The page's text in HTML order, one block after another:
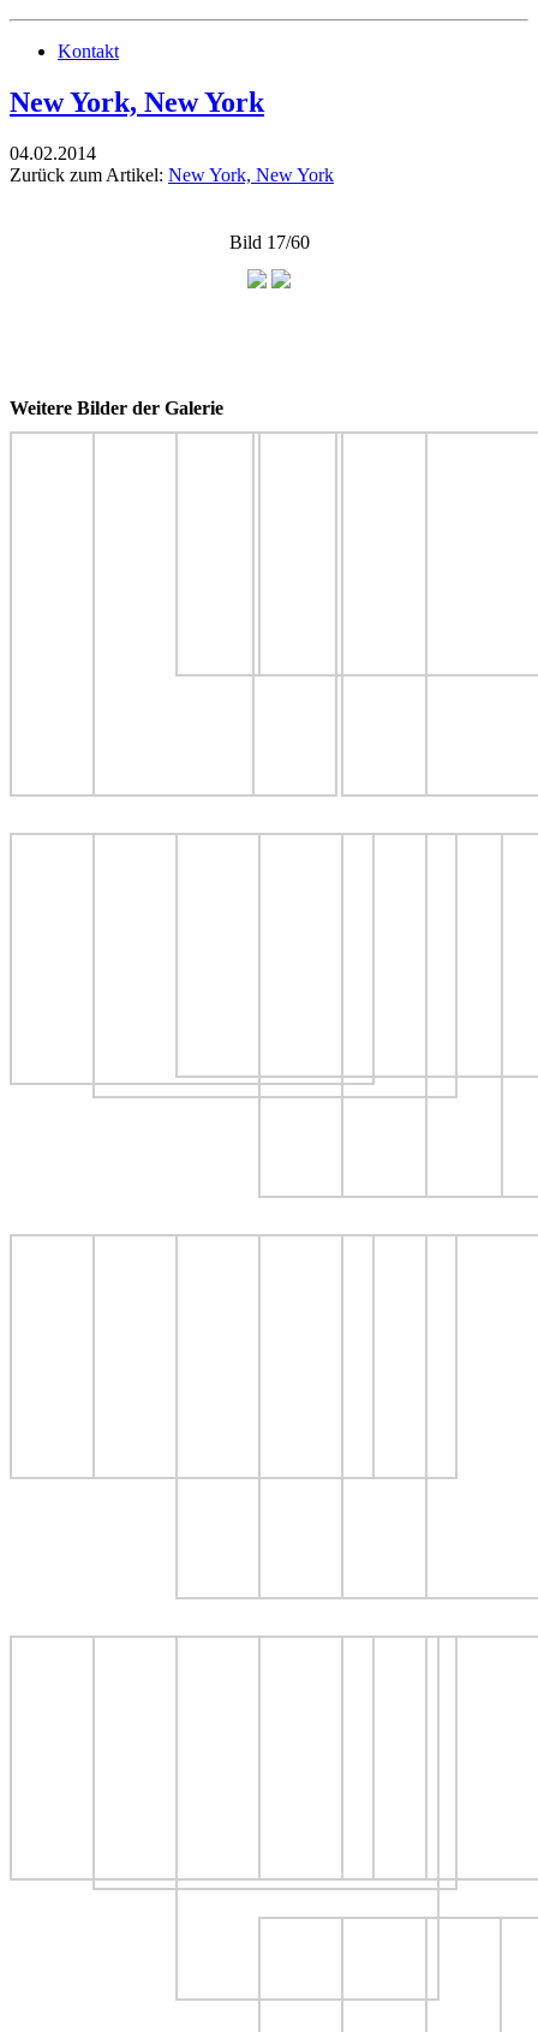
Kontakt
New York, New York
04.02.2014
Zurück zum Artikel: New York, New York
Bild 17/60
Weitere Bilder der Galerie